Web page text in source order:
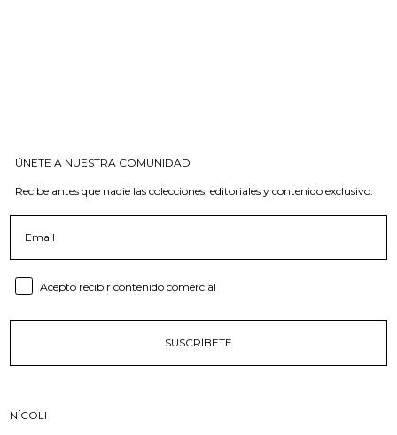
ÚNETE A NUESTRA COMUNIDAD
Recibe antes que nadie las colecciones, editoriales y contenido exclusivo.
Consent email
Acepto recibir contenido comercial
SUSCRÍBETE
NÍCOLI